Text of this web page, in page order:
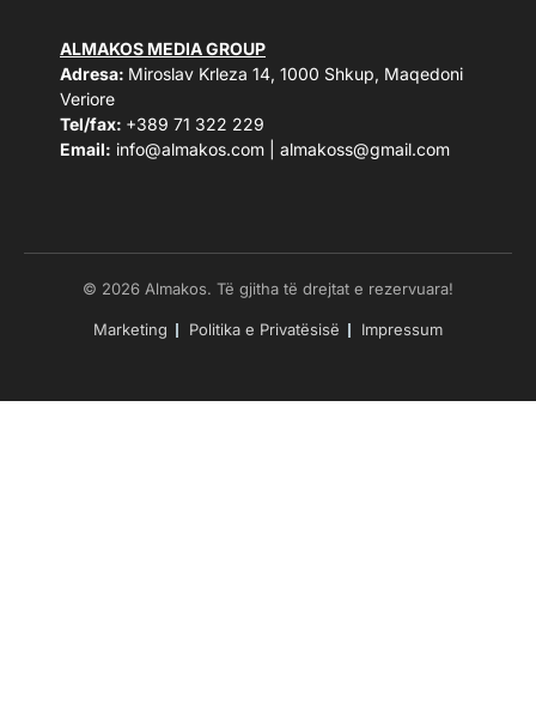
ALMAKOS MEDIA GROUP
Adresa: Miroslav Krleza 14, 1000 Shkup, Maqedoni
Veriore
Tel/fax: +389 71 322 229
Email: info@almakos.com almakoss@gmail.com
© 2026 Almakos. Të gjitha të drejtat e rezervuara!
Marketing Politika e Privatësisë Impressum